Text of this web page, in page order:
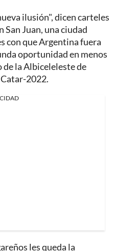
ilusión", dicen carteles
San Juan, una ciudad
con que Argentina fuera
oportunidad en menos
de la Albiceleleste de
2022.
les queda la